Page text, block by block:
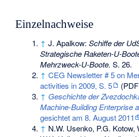
Einzelnachweise
↑ J. Apalkow:Schiffe der
Strategische Raketen-U-
Mehrzweck-U-Boote. S. 26.
↑ CEG Newsletter # 5 on
activities in 2009, S. 5
↑ Geschichte der
Machine-Building Enterprise
gesichtet am 8. August 2011
↑ N.W. Usenko, P.G. Kotow,